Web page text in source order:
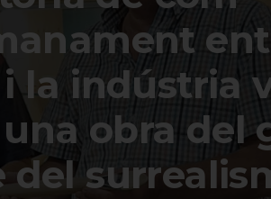
i la indústria
obra del
del